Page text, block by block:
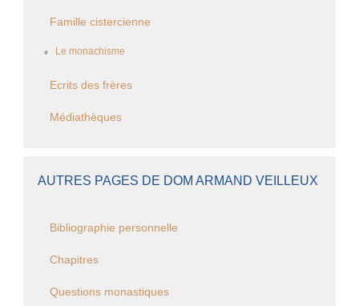
Famille cistercienne
Le monachisme
Ecrits des frères
Médiathèques
AUTRES PAGES DE DOM ARMAND VEILLEUX
Bibliographie personnelle
Chapitres
Questions monastiques